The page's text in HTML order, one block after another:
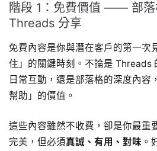
階段 1：免費價值 —— 部落
Threads 分享
免費內容是你與潛在客戶的第一次
住」的關鍵時刻。不論是 Threads
日常互動，還是部落格的深度內容
幫助」的價值。
這些內容雖然不收費，卻是你最重
完美，但必須真誠、有用、對味 。